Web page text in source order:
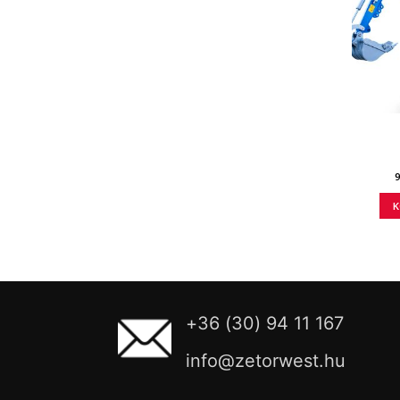
+36 (30) 94 11 167
info@zetorwest.hu